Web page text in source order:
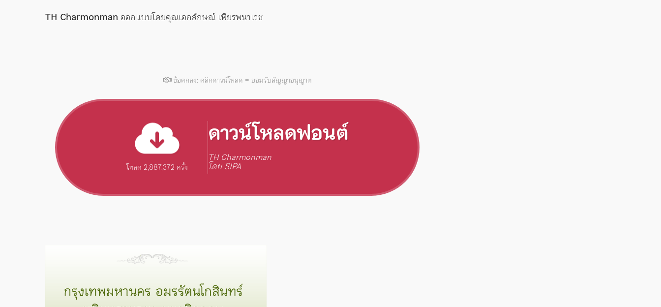
TH Charmonman ออกแบบโดยคุณเอกลักษณ์ เพียรพนาเวช
ข้อตกลง: คลิกดาวน์โหลด = ยอมรับสัญญาอนุญาต
โหลด 2,887,372 ครั้ง
ดาวน์โหลดฟอนต์
TH Charmonman
โดย SIPA